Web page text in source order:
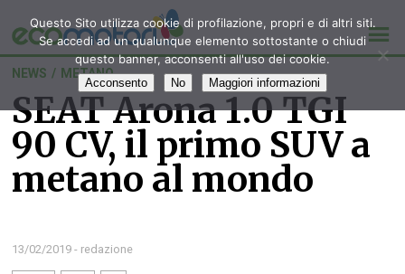
NEWS / METANO
SEAT Arona 1.0 TGI
90 CV, il primo SUV a
metano al mondo
13/02/2019 - redazione
Questo Sito utilizza cookie di profilazione, propri e di altri siti.
Se accedi ad un qualunque elemento sottostante o chiudi
questo banner, acconsenti all'uso dei cookie.
Acconsento No Maggiori informazioni